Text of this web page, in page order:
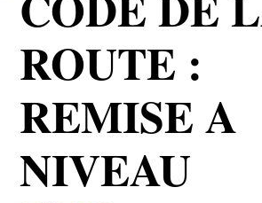
ROUTE :
REMISE A
NIVEAU